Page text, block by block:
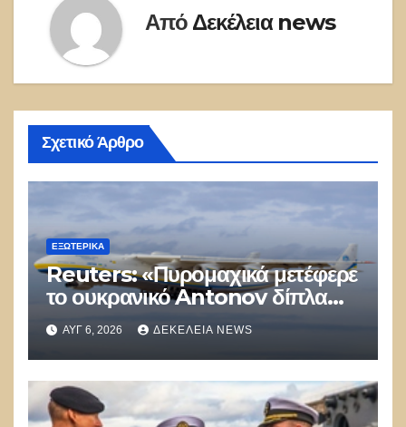
Από Δεκέλεια news
Σχετικό Άρθρο
ΕΞΩΤΕΡΙΚΑ
Reuters: «Πυρομαχικά μετέφερε
το ουκρανικό Antonov δίπλα
στο οποίο βρέθηκε το drone στη
Λειψία»
ΑΥΓ 6, 2026 ΔΕΚΈΛΕΙΑ NEWS